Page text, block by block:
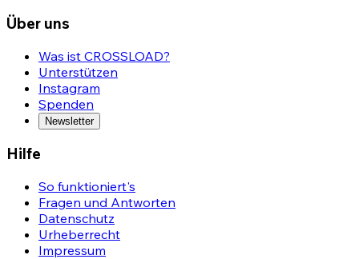
Über uns
Was ist CROSSLOAD?
Unterstützen
Instagram
Spenden
Newsletter
Hilfe
So funktioniert's
Fragen und Antworten
Datenschutz
Urheberrecht
Impressum